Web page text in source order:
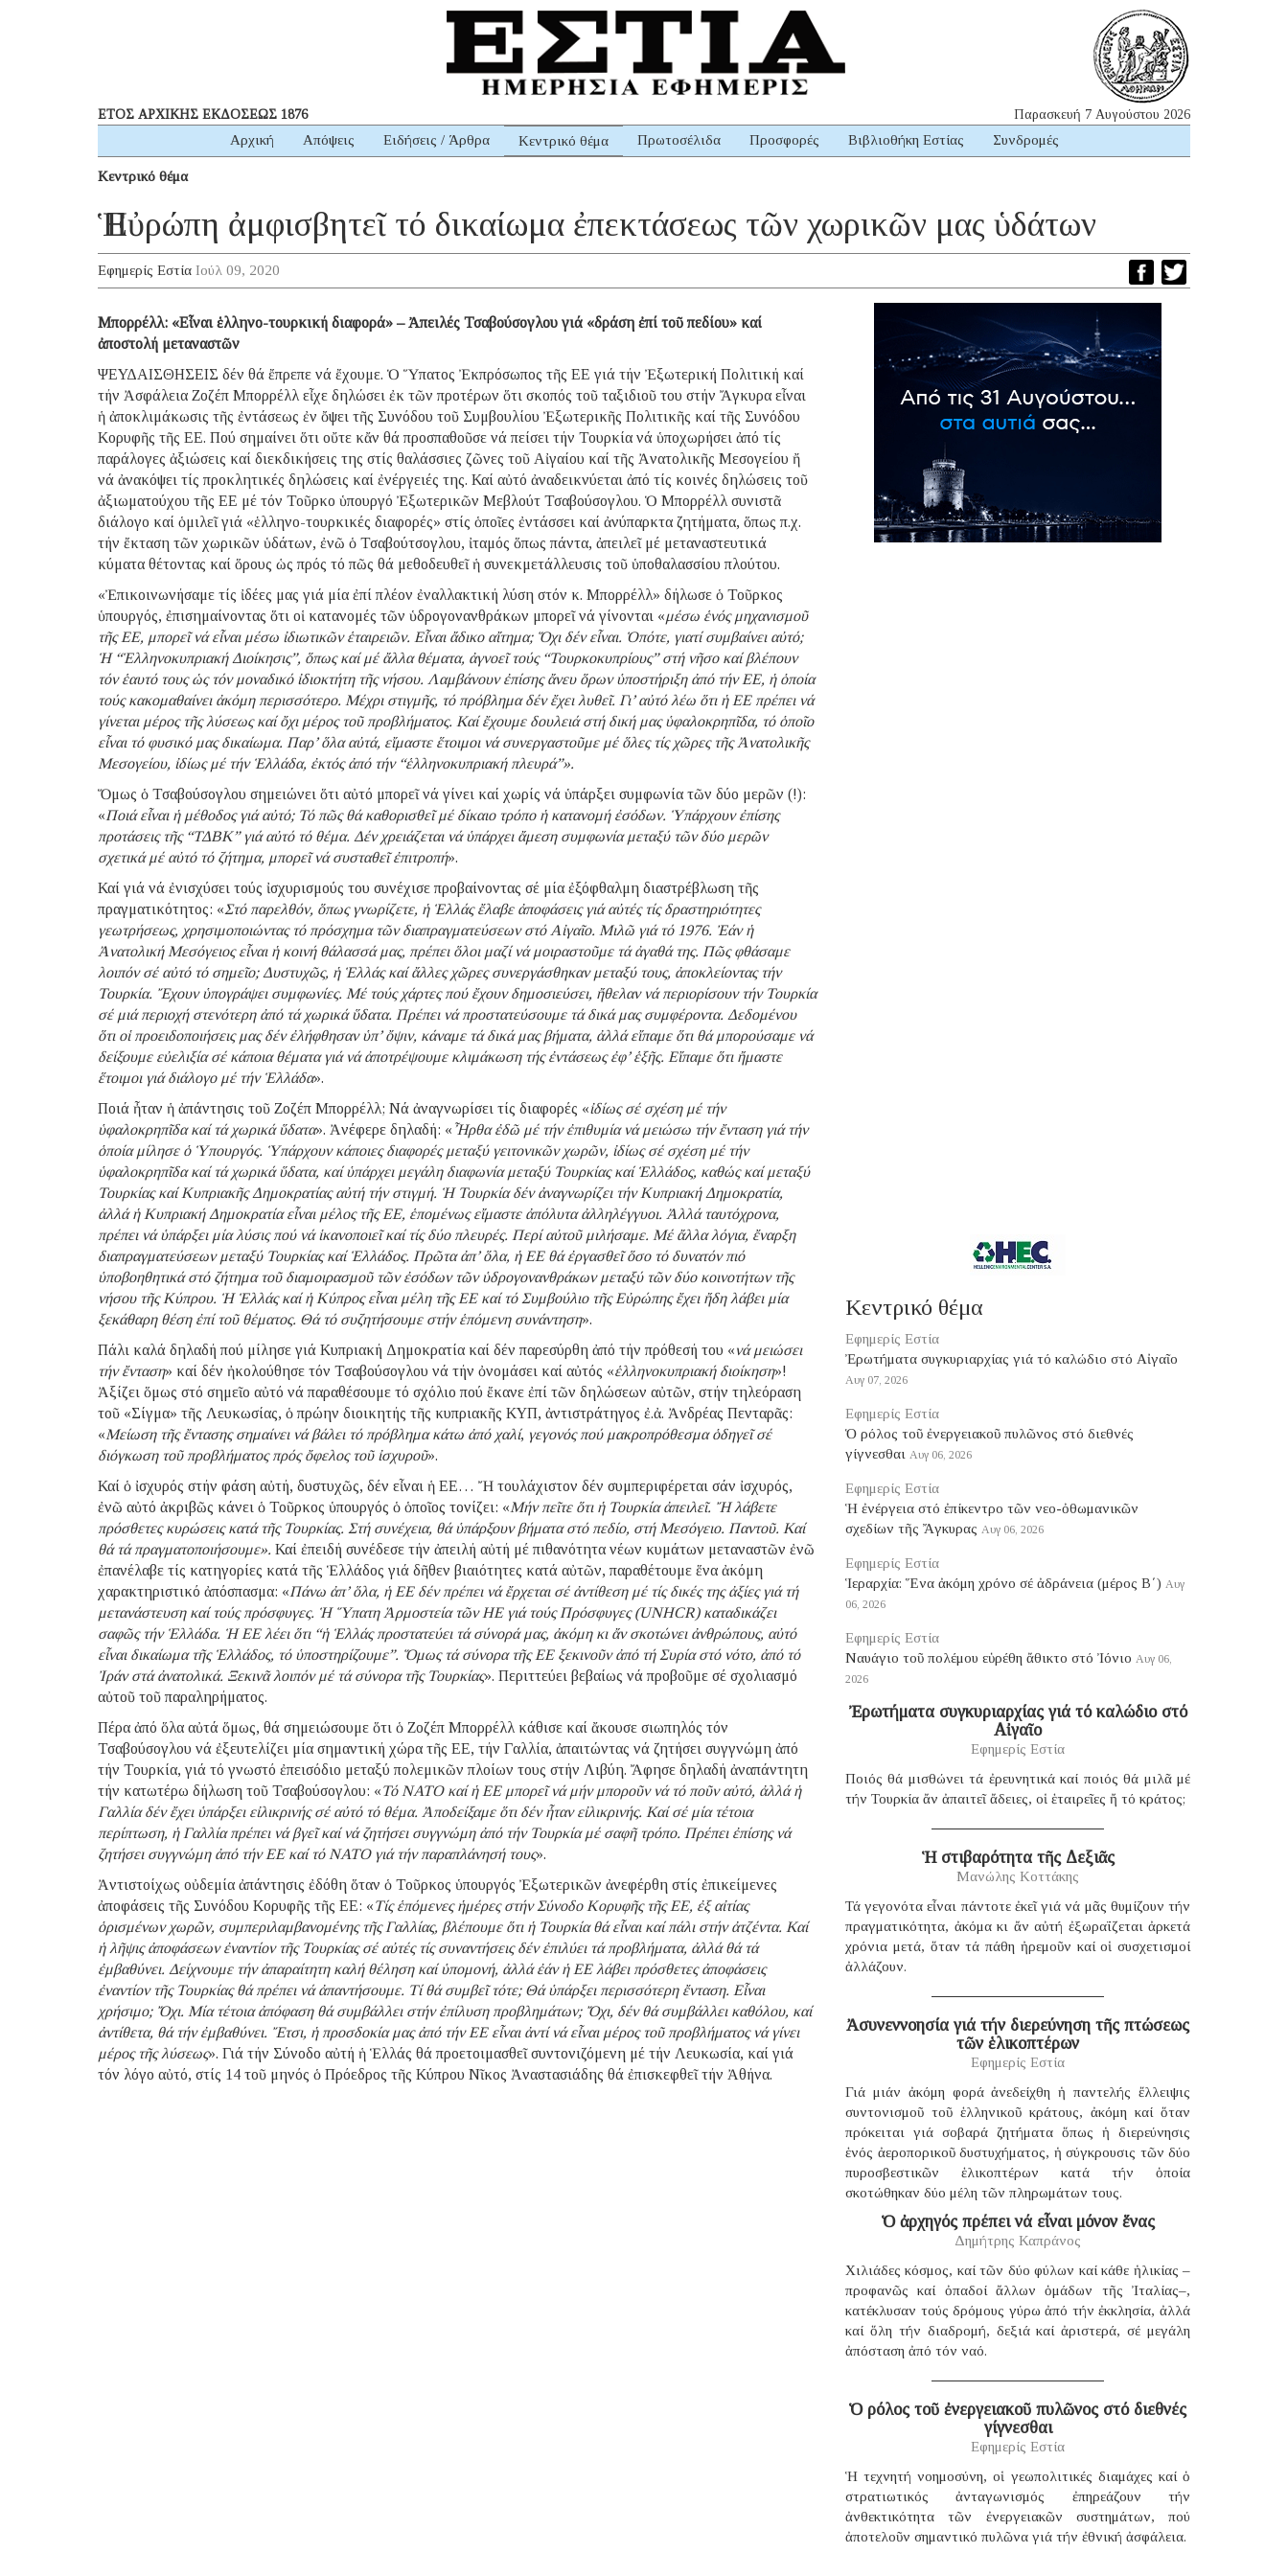
ΕΤΟΣ ΑΡΧΙΚΗΣ ΕΚΔΟΣΕΩΣ 1876 Παρασκευή 7 Αυγούστου 2026
Αρχική Απόψεις Ειδήσεις / Άρθρα Κεντρικό θέμα Πρωτοσέλιδα Προσφορές Βιβλιοθήκη Εστίας Συνδρομές
Κεντρικό θέμα
Ἡ Εὐρώπη ἀμφισβητεῖ τό δικαίωμα ἐπεκτάσεως τῶν χωρικῶν μας ὑδάτων
Εφημερίς Εστία Ιούλ 09, 2020
Μπορρέλλ: «Eἶναι ἑλληνο-τουρκική διαφορά» – Ἀπειλές Τσαβούσογλου γιά «δράση ἐπί τοῦ πεδίου» καί
ἀποστολή μεταναστῶν
ΨΕΥΔΑΙΣΘΗΣΕΙΣ δέν θά ἔπρεπε νά ἔχουμε. Ὁ Ὕπατος Ἐκπρόσωπος τῆς ΕΕ γιά τήν Ἐξωτερική Πολιτική καί
τήν Ἀσφάλεια Ζοζέπ Μπορρέλλ εἶχε δηλώσει ἐκ τῶν προτέρων ὅτι σκοπός τοῦ ταξιδιοῦ του στήν Ἄγκυρα εἶναι
ἡ ἀποκλιμάκωσις τῆς ἐντάσεως ἐν ὄψει τῆς Συνόδου τοῦ Συμβουλίου Ἐξωτερικῆς Πολιτικῆς καί τῆς Συνόδου
Κορυφῆς τῆς ΕΕ. Πού σημαίνει ὅτι οὔτε κἄν θά προσπαθοῦσε νά πείσει τήν Τουρκία νά ὑποχωρήσει ἀπό τίς
παράλογες ἀξιώσεις καί διεκδικήσεις της στίς θαλάσσιες ζῶνες τοῦ Αἰγαίου καί τῆς Ἀνατολικῆς Μεσογείου ἤ
νά ἀνακόψει τίς προκλητικές δηλώσεις καί ἐνέργειές της. Καί αὐτό ἀναδεικνύεται ἀπό τίς κοινές δηλώσεις τοῦ
ἀξιωματούχου τῆς ΕΕ μέ τόν Τοῦρκο ὑπουργό Ἐξωτερικῶν Μεβλούτ Τσαβούσογλου. Ὁ Μπορρέλλ συνιστᾶ
διάλογο καί ὁμιλεῖ γιά «ἑλληνο-τουρκικές διαφορές» στίς ὁποῖες ἐντάσσει καί ἀνύπαρκτα ζητήματα, ὅπως π.χ.
τήν ἔκταση τῶν χωρικῶν ὑδάτων, ἐνῶ ὁ Τσαβούτσογλου, ἰταμός ὅπως πάντα, ἀπειλεῖ μέ μεταναστευτικά
κύματα θέτοντας καί ὅρους ὡς πρός τό πῶς θά μεθοδευθεῖ ἡ συνεκμετάλλευσις τοῦ ὑποθαλασσίου πλούτου.
«Ἐπικοινωνήσαμε τίς ἰδέες μας γιά μία ἐπί πλέον ἐναλλακτική λύση στόν κ. Μπορρέλλ» δήλωσε ὁ Τοῦρκος
ὑπουργός, ἐπισημαίνοντας ὅτι οἱ κατανομές τῶν ὑδρογονανθράκων μπορεῖ νά γίνονται «μέσω ἑνός μηχανισμοῦ
τῆς ΕΕ, μπορεῖ νά εἶναι μέσω ἰδιωτικῶν ἑταιρειῶν. Εἶναι ἄδικο αἴτημα; Ὅχι δέν εἶναι. Ὁπότε, γιατί συμβαίνει αὐτό;
Ἡ “Ἑλληνοκυπριακή Διοίκησις”, ὅπως καί μέ ἄλλα θέματα, ἀγνοεῖ τούς “Τουρκοκυπρίους” στή νῆσο καί βλέπουν
τόν ἑαυτό τους ὡς τόν μοναδικό ἰδιοκτήτη τῆς νήσου. Λαμβάνουν ἐπίσης ἄνευ ὅρων ὑποστήριξη ἀπό τήν ΕΕ, ἡ ὁποία
τούς κακομαθαίνει ἀκόμη περισσότερο. Μέχρι στιγμῆς, τό πρόβλημα δέν ἔχει λυθεῖ. Γι’ αὐτό λέω ὅτι ἡ ΕΕ πρέπει νά
γίνεται μέρος τῆς λύσεως καί ὄχι μέρος τοῦ προβλήματος. Καί ἔχουμε δουλειά στή δική μας ὑφαλοκρηπῖδα, τό ὁποῖο
εἶναι τό φυσικό μας δικαίωμα. Παρ’ ὅλα αὐτά, εἴμαστε ἕτοιμοι νά συνεργαστοῦμε μέ ὅλες τίς χῶρες τῆς Ἀνατολικῆς
Μεσογείου, ἰδίως μέ τήν Ἑλλάδα, ἐκτός ἀπό τήν “ἑλληνοκυπριακή πλευρά”».
Ὅμως ὁ Τσαβούσογλου σημειώνει ὅτι αὐτό μπορεῖ νά γίνει καί χωρίς νά ὑπάρξει συμφωνία τῶν δύο μερῶν (!):
«Ποιά εἶναι ἡ μέθοδος γιά αὐτό; Τό πῶς θά καθορισθεῖ μέ δίκαιο τρόπο ἡ κατανομή ἐσόδων. Ὑπάρχουν ἐπίσης
προτάσεις τῆς “ΤΔΒΚ” γιά αὐτό τό θέμα. Δέν χρειάζεται νά ὑπάρχει ἄμεση συμφωνία μεταξύ τῶν δύο μερῶν
σχετικά μέ αὐτό τό ζήτημα, μπορεῖ νά συσταθεῖ ἐπιτροπή».
Καί γιά νά ἐνισχύσει τούς ἰσχυρισμούς του συνέχισε προβαίνοντας σέ μία ἐξόφθαλμη διαστρέβλωση τῆς
πραγματικότητος: «Στό παρελθόν, ὅπως γνωρίζετε, ἡ Ἑλλάς ἔλαβε ἀποφάσεις γιά αὐτές τίς δραστηριότητες
γεωτρήσεως, χρησιμοποιώντας τό πρόσχημα τῶν διαπραγματεύσεων στό Αἰγαῖο. Μιλῶ γιά τό 1976. Ἐάν ἡ
Ἀνατολική Μεσόγειος εἶναι ἡ κοινή θάλασσά μας, πρέπει ὅλοι μαζί νά μοιραστοῦμε τά ἀγαθά της. Πῶς φθάσαμε
λοιπόν σέ αὐτό τό σημεῖο; Δυστυχῶς, ἡ Ἑλλάς καί ἄλλες χῶρες συνεργάσθηκαν μεταξύ τους, ἀποκλείοντας τήν
Τουρκία. Ἔχουν ὑπογράψει συμφωνίες. Μέ τούς χάρτες πού ἔχουν δημοσιεύσει, ἤθελαν νά περιορίσουν τήν Τουρκία
σέ μιά περιοχή στενότερη ἀπό τά χωρικά ὕδατα. Πρέπει νά προστατεύσουμε τά δικά μας συμφέροντα. Δεδομένου
ὅτι οἱ προειδοποιήσεις μας δέν ἐλήφθησαν ὑπ’ ὄψιν, κάναμε τά δικά μας βήματα, ἀλλά εἴπαμε ὅτι θά μπορούσαμε νά
δείξουμε εὐελιξία σέ κάποια θέματα γιά νά ἀποτρέψουμε κλιμάκωση τής ἐντάσεως ἐφ’ ἑξῆς. Εἴπαμε ὅτι ἤμαστε
ἕτοιμοι γιά διάλογο μέ τήν Ἑλλάδα».
Ποιά ἦταν ἡ ἀπάντησις τοῦ Ζοζέπ Μπορρέλλ; Νά ἀναγνωρίσει τίς διαφορές «ἰδίως σέ σχέση μέ τήν
ὑφαλοκρηπῖδα καί τά χωρικά ὕδατα». Ἀνέφερε δηλαδή: « Ἦρθα ἐδῶ μέ τήν ἐπιθυμία νά μειώσω τήν ἔνταση γιά τήν
ὁποία μίλησε ὁ Ὑπουργός. Ὑπάρχουν κάποιες διαφορές μεταξύ γειτονικῶν χωρῶν, ἰδίως σέ σχέση μέ τήν
ὑφαλοκρηπῖδα καί τά χωρικά ὕδατα, καί ὑπάρχει μεγάλη διαφωνία μεταξύ Τουρκίας καί Ἑλλάδος, καθώς καί μεταξύ
Τουρκίας καί Κυπριακῆς Δημοκρατίας αὐτή τήν στιγμή. Ἡ Τουρκία δέν ἀναγνωρίζει τήν Κυπριακή Δημοκρατία,
ἀλλά ἡ Κυπριακή Δημοκρατία εἶναι μέλος τῆς ΕΕ, ἑπομένως εἴμαστε ἀπόλυτα ἀλληλέγγυοι. Ἀλλά ταυτόχρονα,
πρέπει νά ὑπάρξει μία λύσις πού νά ἱκανοποιεῖ καί τίς δύο πλευρές. Περί αὐτοῦ μιλήσαμε. Μέ ἄλλα λόγια, ἔναρξη
διαπραγματεύσεων μεταξύ Τουρκίας καί Ἑλλάδος. Πρῶτα ἀπ’ ὅλα, ἡ ΕΕ θά ἐργασθεῖ ὅσο τό δυνατόν πιό
ὑποβοηθητικά στό ζήτημα τοῦ διαμοιρασμοῦ τῶν ἐσόδων τῶν ὑδρογονανθράκων μεταξύ τῶν δύο κοινοτήτων τῆς
νήσου τῆς Κύπρου. Ἡ Ἑλλάς καί ἡ Κύπρος εἶναι μέλη τῆς ΕΕ καί τό Συμβούλιο τῆς Εὐρώπης ἔχει ἤδη λάβει μία
ξεκάθαρη θέση ἐπί τοῦ θέματος. Θά τό συζητήσουμε στήν ἑπόμενη συνάντηση».
Πάλι καλά δηλαδή πού μίλησε γιά Κυπριακή Δημοκρατία καί δέν παρεσύρθη ἀπό τήν πρόθεσή του «νά μειώσει
τήν ἔνταση» καί δέν ἠκολούθησε τόν Τσαβούσογλου νά τήν ὀνομάσει καί αὐτός «ἑλληνοκυπριακή διοίκηση»!
Ἀξίζει ὅμως στό σημεῖο αὐτό νά παραθέσουμε τό σχόλιο πού ἔκανε ἐπί τῶν δηλώσεων αὐτῶν, στήν τηλεόραση
τοῦ «Σίγμα» τῆς Λευκωσίας, ὁ πρώην διοικητής τῆς κυπριακῆς ΚΥΠ, ἀντιστράτηγος ἐ.ἀ. Ἀνδρέας Πενταρᾶς:
«Μείωση τῆς ἔντασης σημαίνει νά βάλει τό πρόβλημα κάτω ἀπό χαλί, γεγονός πού μακροπρόθεσμα ὁδηγεῖ σέ
διόγκωση τοῦ προβλήματος πρός ὄφελος τοῦ ἰσχυροῦ».
Καί ὁ ἰσχυρός στήν φάση αὐτή, δυστυχῶς, δέν εἶναι ἡ ΕΕ… Ἤ τουλάχιστον δέν συμπεριφέρεται σάν ἰσχυρός,
ἐνῶ αὐτό ἀκριβῶς κάνει ὁ Τοῦρκος ὑπουργός ὁ ὁποῖος τονίζει: «Μήν πεῖτε ὅτι ἡ Τουρκία ἀπειλεῖ. Ἤ λάβετε
πρόσθετες κυρώσεις κατά τῆς Τουρκίας. Στή συνέχεια, θά ὑπάρξουν βήματα στό πεδίο, στή Μεσόγειο. Παντοῦ. Καί
θά τά πραγματοποιήσουμε». Καί ἐπειδή συνέδεσε τήν ἀπειλή αὐτή μέ πιθανότητα νέων κυμάτων μεταναστῶν ἐνῶ
ἐπανέλαβε τίς κατηγορίες κατά τῆς Ἑλλάδος γιά δῆθεν βιαιότητες κατά αὐτῶν, παραθέτουμε ἕνα ἀκόμη
χαρακτηριστικό ἀπόσπασμα: «Πάνω ἀπ’ ὅλα, ἡ ΕΕ δέν πρέπει νά ἔρχεται σέ ἀντίθεση μέ τίς δικές της ἀξίες γιά τή
μετανάστευση καί τούς πρόσφυγες. Ἡ Ὕπατη Ἁρμοστεία τῶν ΗΕ γιά τούς Πρόσφυγες (UNHCR) καταδικάζει
σαφῶς τήν Ἑλλάδα. Ἡ ΕΕ λέει ὅτι “ἡ Ἑλλάς προστατεύει τά σύνορά μας, ἀκόμη κι ἄν σκοτώνει ἀνθρώπους, αὐτό
εἶναι δικαίωμα τῆς Ἑλλάδος, τό ὑποστηρίζουμε”. Ὅμως τά σύνορα τῆς ΕΕ ξεκινοῦν ἀπό τή Συρία στό νότο, ἀπό τό
Ἰράν στά ἀνατολικά. Ξεκινᾶ λοιπόν μέ τά σύνορα τῆς Τουρκίας». Περιττεύει βεβαίως νά προβοῦμε σέ σχολιασμό
αὐτοῦ τοῦ παραληρήματος.
Πέρα ἀπό ὅλα αὐτά ὅμως, θά σημειώσουμε ὅτι ὁ Ζοζέπ Μπορρέλλ κάθισε καί ἄκουσε σιωπηλός τόν
Τσαβούσογλου νά ἐξευτελίζει μία σημαντική χώρα τῆς ΕΕ, τήν Γαλλία, ἀπαιτώντας νά ζητήσει συγγνώμη ἀπό
τήν Τουρκία, γιά τό γνωστό ἐπεισόδιο μεταξύ πολεμικῶν πλοίων τους στήν Λιβύη. Ἄφησε δηλαδή ἀναπάντητη
τήν κατωτέρω δήλωση τοῦ Τσαβούσογλου: «Τό ΝΑΤΟ καί ἡ ΕΕ μπορεῖ νά μήν μποροῦν νά τό ποῦν αὐτό, ἀλλά ἡ
Γαλλία δέν ἔχει ὑπάρξει εἰλικρινής σέ αὐτό τό θέμα. Ἀποδείξαμε ὅτι δέν ἦταν εἰλικρινής. Καί σέ μία τέτοια
περίπτωση, ἡ Γαλλία πρέπει νά βγεῖ καί νά ζητήσει συγγνώμη ἀπό τήν Τουρκία μέ σαφῆ τρόπο. Πρέπει ἐπίσης νά
ζητήσει συγγνώμη ἀπό τήν ΕΕ καί τό ΝΑΤΟ γιά τήν παραπλάνησή τους».
Ἀντιστοίχως οὐδεμία ἀπάντησις ἐδόθη ὅταν ὁ Τοῦρκος ὑπουργός Ἐξωτερικῶν ἀνεφέρθη στίς ἐπικείμενες
ἀποφάσεις τῆς Συνόδου Κορυφῆς τῆς ΕΕ: «Τίς ἑπόμενες ἡμέρες στήν Σύνοδο Κορυφῆς τῆς ΕΕ, ἐξ αἰτίας
ὁρισμένων χωρῶν, συμπεριλαμβανομένης τῆς Γαλλίας, βλέπουμε ὅτι ἡ Τουρκία θά εἶναι καί πάλι στήν ἀτζέντα. Καί
ἡ λῆψις ἀποφάσεων ἐναντίον τῆς Τουρκίας σέ αὐτές τίς συναντήσεις δέν ἐπιλύει τά προβλήματα, ἀλλά θά τά
ἐμβαθύνει. Δείχνουμε τήν ἀπαραίτητη καλή θέληση καί ὑπομονή, ἀλλά ἐάν ἡ ΕΕ λάβει πρόσθετες ἀποφάσεις
ἐναντίον τῆς Τουρκίας θά πρέπει νά ἀπαντήσουμε. Τί θά συμβεῖ τότε; Θά ὑπάρξει περισσότερη ἔνταση. Εἶναι
χρήσιμο; Ὄχι. Μία τέτοια ἀπόφαση θά συμβάλλει στήν ἐπίλυση προβλημάτων; Ὄχι, δέν θά συμβάλλει καθόλου, καί
ἀντίθετα, θά τήν ἐμβαθύνει. Ἔτσι, ἡ προσδοκία μας ἀπό τήν ΕΕ εἶναι ἀντί νά εἶναι μέρος τοῦ προβλήματος νά γίνει
μέρος τῆς λύσεως». Γιά τήν Σύνοδο αὐτή ἡ Ἑλλάς θά προετοιμασθεῖ συντονιζόμενη μέ τήν Λευκωσία, καί γιά
τόν λόγο αὐτό, στίς 14 τοῦ μηνός ὁ Πρόεδρος τῆς Κύπρου Νῖκος Ἀναστασιάδης θά ἐπισκεφθεῖ τήν Ἀθήνα.
Κεντρικό θέμα
Εφημερίς Εστία
Ἐρωτήματα συγκυριαρχίας γιά τό καλώδιο στό Αἰγαῖο
Αυγ 07, 2026
Εφημερίς Εστία
Ὁ ρόλος τοῦ ἐνεργειακοῦ πυλῶνος στό διεθνές
γίγνεσθαι Αυγ 06, 2026
Εφημερίς Εστία
Ἡ ἐνέργεια στό ἐπίκεντρο τῶν νεο-ὀθωμανικῶν
σχεδίων τῆς Ἄγκυρας Αυγ 06, 2026
Εφημερίς Εστία
Ἱεραρχία: Ἕνα ἀκόμη χρόνο σέ ἀδράνεια (μέρος B΄) Αυγ
06, 2026
Εφημερίς Εστία
Ναυάγιο τοῦ πολέμου εὑρέθη ἄθικτο στό Ἰόνιο Αυγ 06,
2026
Ἐρωτήματα συγκυριαρχίας γιά τό καλώδιο στό
Αἰγαῖο
Εφημερίς Εστία
Ποιός θά μισθώνει τά ἐρευνητικά καί ποιός θά μιλᾶ μέ
τήν Τουρκία ἄν ἀπαιτεῖ ἄδειες, οἱ ἑταιρεῖες ἤ τό κράτος;
Ἡ στιβαρότητα τῆς Δεξιᾶς
Μανώλης Κοττάκης
Τά γεγονότα εἶναι πάντοτε ἐκεῖ γιά νά μᾶς θυμίζουν τήν
πραγματικότητα, ἀκόμα κι ἄν αὐτή ἐξωραΐζεται ἀρκετά
χρόνια μετά, ὅταν τά πάθη ἠρεμοῦν καί οἱ συσχετισμοί
ἀλλάζουν.
Ἀσυνεννοησία γιά τήν διερεύνηση τῆς πτώσεως
τῶν ἑλικοπτέρων
Εφημερίς Εστία
Γιά μιάν ἀκόμη φορά ἀνεδείχθη ἡ παντελής ἔλλειψις
συντονισμοῦ τοῦ ἑλληνικοῦ κράτους, ἀκόμη καί ὅταν
πρόκειται γιά σοβαρά ζητήματα ὅπως ἡ διερεύνησις
ἑνός ἀεροπορικοῦ δυστυχήματος, ἡ σύγκρουσις τῶν δύο
πυροσβεστικῶν ἑλικοπτέρων κατά τήν ὁποία
σκοτώθηκαν δύο μέλη τῶν πληρωμάτων τους.
Ὁ ἀρχηγός πρέπει νά εἶναι μόνον ἕνας
Δημήτρης Καπράνος
Χιλιάδες κόσμος, καί τῶν δύο φύλων καί κάθε ἡλικίας –
προφανῶς καί ὀπαδοί ἄλλων ὁμάδων τῆς Ἰταλίας–,
κατέκλυσαν τούς δρόμους γύρω ἀπό τήν ἐκκλησία, ἀλλά
καί ὅλη τήν διαδρομή, δεξιά καί ἀριστερά, σέ μεγάλη
ἀπόσταση ἀπό τόν ναό.
Ὁ ρόλος τοῦ ἐνεργειακοῦ πυλῶνος στό διεθνές
γίγνεσθαι
Εφημερίς Εστία
Ἡ τεχνητή νοημοσύνη, οἱ γεωπολιτικές διαμάχες καί ὁ
στρατιωτικός ἀνταγωνισμός ἐπηρεάζουν τήν
ἀνθεκτικότητα τῶν ἐνεργειακῶν συστημάτων, πού
ἀποτελοῦν σημαντικό πυλῶνα γιά τήν ἐθνική ἀσφάλεια.